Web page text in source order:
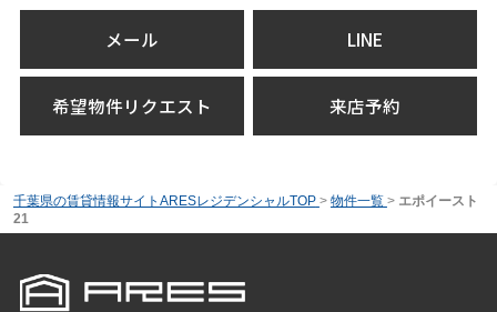
メール LINE
希望物件リクエスト 来店予約
千葉県の賃貸情報サイトARESレジデンシャルTOP > 物件一覧 > エポイースト
21